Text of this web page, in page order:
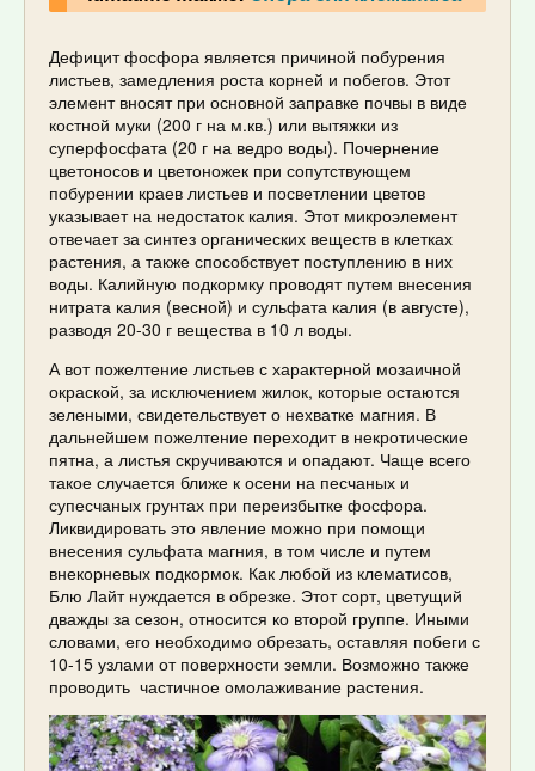
Дефицит фосфора является причиной побурения
листьев, замедления роста корней и побегов. Этот
элемент вносят при основной заправке почвы в виде
костной муки (200 г на м.кв.) или вытяжки из
суперфосфата (20 г на ведро воды). Почернение
цветоносов и цветоножек при сопутствующем
побурении краев листьев и посветлении цветов
указывает на недостаток калия. Этот микроэлемент
отвечает за синтез органических веществ в клетках
растения, а также способствует поступлению в них
воды. Калийную подкормку проводят путем внесения
нитрата калия (весной) и сульфата калия (в августе),
разводя 20-30 г вещества в 10 л воды.
А вот пожелтение листьев с характерной мозаичной
окраской, за исключением жилок, которые остаются
зелеными, свидетельствует о нехватке магния. В
дальнейшем пожелтение переходит в некротические
пятна, а листья скручиваются и опадают. Чаще всего
такое случается ближе к осени на песчаных и
супесчаных грунтах при переизбытке фосфора.
Ликвидировать это явление можно при помощи
внесения сульфата магния, в том числе и путем
внекорневых подкормок. Как любой из клематисов,
Блю Лайт нуждается в обрезке. Этот сорт, цветущий
дважды за сезон, относится ко второй группе. Иными
словами, его необходимо обрезать, оставляя побеги с
10-15 узлами от поверхности земли. Возможно также
проводить частичное омолаживание растения.